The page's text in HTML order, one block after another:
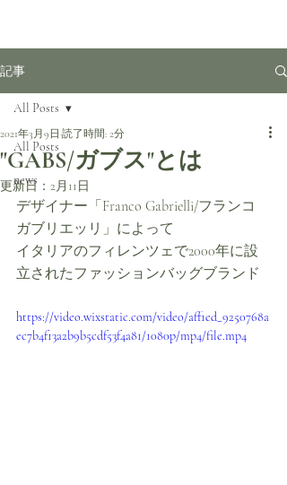
記事
All Posts
news
All Posts
"GABS/ガブス"とは
2021年3月9日 読了時間: 2分
更新日： 2月11日
デザイナー「Franco Gabrielli/フランコ
ガブリエッリ」によって
イタリアのフィレンツェで2000年に設
立されたファッションバッグブランド
https://video.wixstatic.com/video/aff1ed_9250768a
ec7b4f13a2b9b5cdf53f4a81/1080p/mp4/file.mp4